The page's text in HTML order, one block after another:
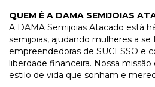
QUEM É A DAMA SEMIJOIAS
A DAMA Semijoias Atacado está
semijoias, ajudando mulheres a se
empreendedoras de SUCESSO e
liberdade financeira. Nossa
estilo de vida que sonham e